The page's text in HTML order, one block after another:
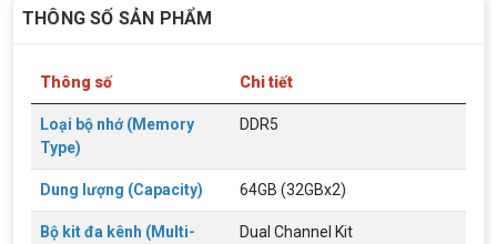
THÔNG SỐ SẢN PHẨM
Thông số Chi tiết
Loại bộ nhớ (Memory
Type)
DDR5
Dung lượng (Capacity) 64GB (32GBx2)
Bộ kit đa kênh (Multi-
Dual Channel Kit